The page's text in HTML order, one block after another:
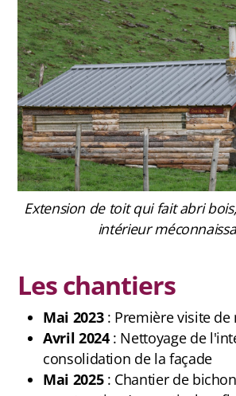
Extension de toit qui fait abri
intérieur
Les chantiers
Mai 2023: Première visite de
Avril 2024: Nettoyage de
consolidation de la façade
Mai 2025: Chantier de
Capcir-Cerdagne
Ventoux
Vercors
Jura
Antenne Beaumont
Antenne Capcir Cerdagne
Antenne Jura
Antenne Vercors/ Diois